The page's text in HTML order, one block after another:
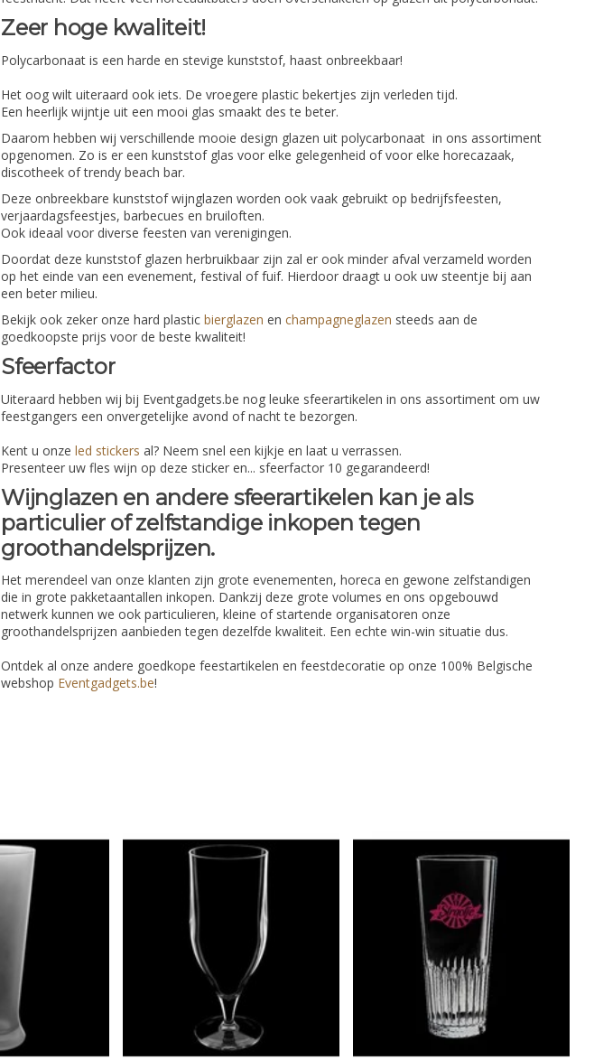
Zeer hoge kwaliteit!
Polycarbonaat is een harde en stevige kunststof, haast onbreekbaar!
Het oog wilt uiteraard ook iets. De vroegere plastic bekertjes zijn verleden tijd.
Een heerlijk wijntje uit een mooi glas smaakt des te beter.
Daarom hebben wij verschillende mooie design glazen uit polycarbonaat in ons assortiment
opgenomen. Zo is er een kunststof glas voor elke gelegenheid of voor elke horecazaak,
discotheek of trendy beach bar.
Deze onbreekbare kunststof wijnglazen worden ook vaak gebruikt op bedrijfsfeesten,
verjaardagsfeestjes, barbecues en bruiloften.
Ook ideaal voor diverse feesten van verenigingen.
Doordat deze kunststof glazen herbruikbaar zijn zal er ook minder afval verzameld worden
op het einde van een evenement, festival of fuif. Hierdoor draagt u ook uw steentje bij aan
een beter milieu.
Bekijk ook zeker onze hard plastic bierglazen en champagneglazen steeds aan de
goedkoopste prijs voor de beste kwaliteit!
Sfeerfactor
Uiteraard hebben wij bij Eventgadgets.be nog leuke sfeerartikelen in ons assortiment om uw
feestgangers een onvergetelijke avond of nacht te bezorgen.
Kent u onze led stickers al? Neem snel een kijkje en laat u verrassen.
Presenteer uw fles wijn op deze sticker en... sfeerfactor 10 gegarandeerd!
Wijnglazen en andere sfeerartikelen kan je als
particulier of zelfstandige inkopen tegen
groothandelsprijzen.
Het merendeel van onze klanten zijn grote evenementen, horeca en gewone zelfstandigen
die in grote pakketaantallen inkopen. Dankzij deze grote volumes en ons opgebouwd
netwerk kunnen we ook particulieren, kleine of startende organisatoren onze
groothandelsprijzen aanbieden tegen dezelfde kwaliteit. Een echte win-win situatie dus.
Ontdek al onze andere goedkope feestartikelen en feestdecoratie op onze 100% Belgische
webshop Eventgadgets.be!